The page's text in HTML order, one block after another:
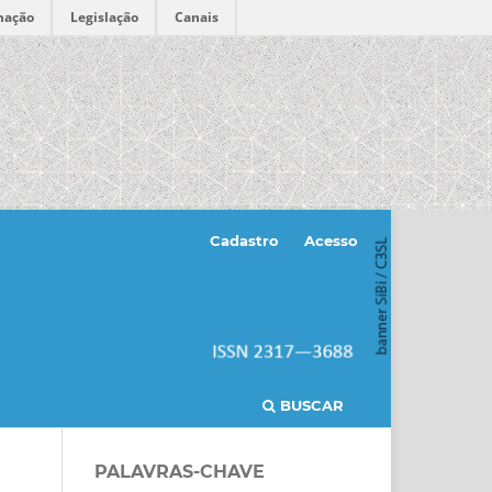
Legislação Canais
BUSCAR
Cadastro Acesso
PALAVRAS-CHAVE